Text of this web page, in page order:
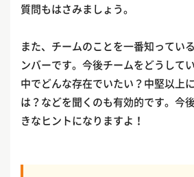
質問もはさみましょう。
また、チームのことを一番知ってい
ンバーです。今後チームをどうして
中でどんな存在でいたい？中堅以上
は？などを聞くのも有効的です。今
きなヒントになりますよ！